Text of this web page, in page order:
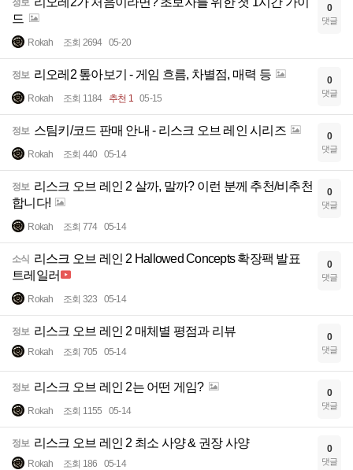
드
Rokah 조회 2694 05-20
0
댓글
정보 리오레2 톺아보기 - 게임 흐름, 차별점, 매력 등
Rokah 조회 1184 추천 1 05-15
0
댓글
정보 스팀키/코드 판매 안내 - 리스크 오브 레인 시리즈
Rokah 조회 440 05-14
0
댓글
정보 리스크 오브 레인 2 살까, 말까? 이런 분께 추천/비추천
합니다!
Rokah 조회 774 05-14
0
댓글
소식 리스크 오브 레인 2 Hallowed Concepts 확장팩 발표
트레일러
Rokah 조회 323 05-14
0
댓글
정보 리스크 오브 레인 2 매체별 평점과 리뷰
Rokah 조회 705 05-14
0
댓글
정보 리스크 오브 레인 2는 어떤 게임?
Rokah 조회 1155 05-14
0
댓글
정보 리스크 오브 레인 2 최소 사양 & 권장 사양
Rokah 조회 186 05-14
0
댓글